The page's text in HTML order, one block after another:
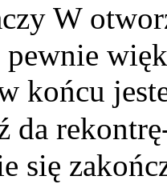
W
pewnie
końcu
da
się